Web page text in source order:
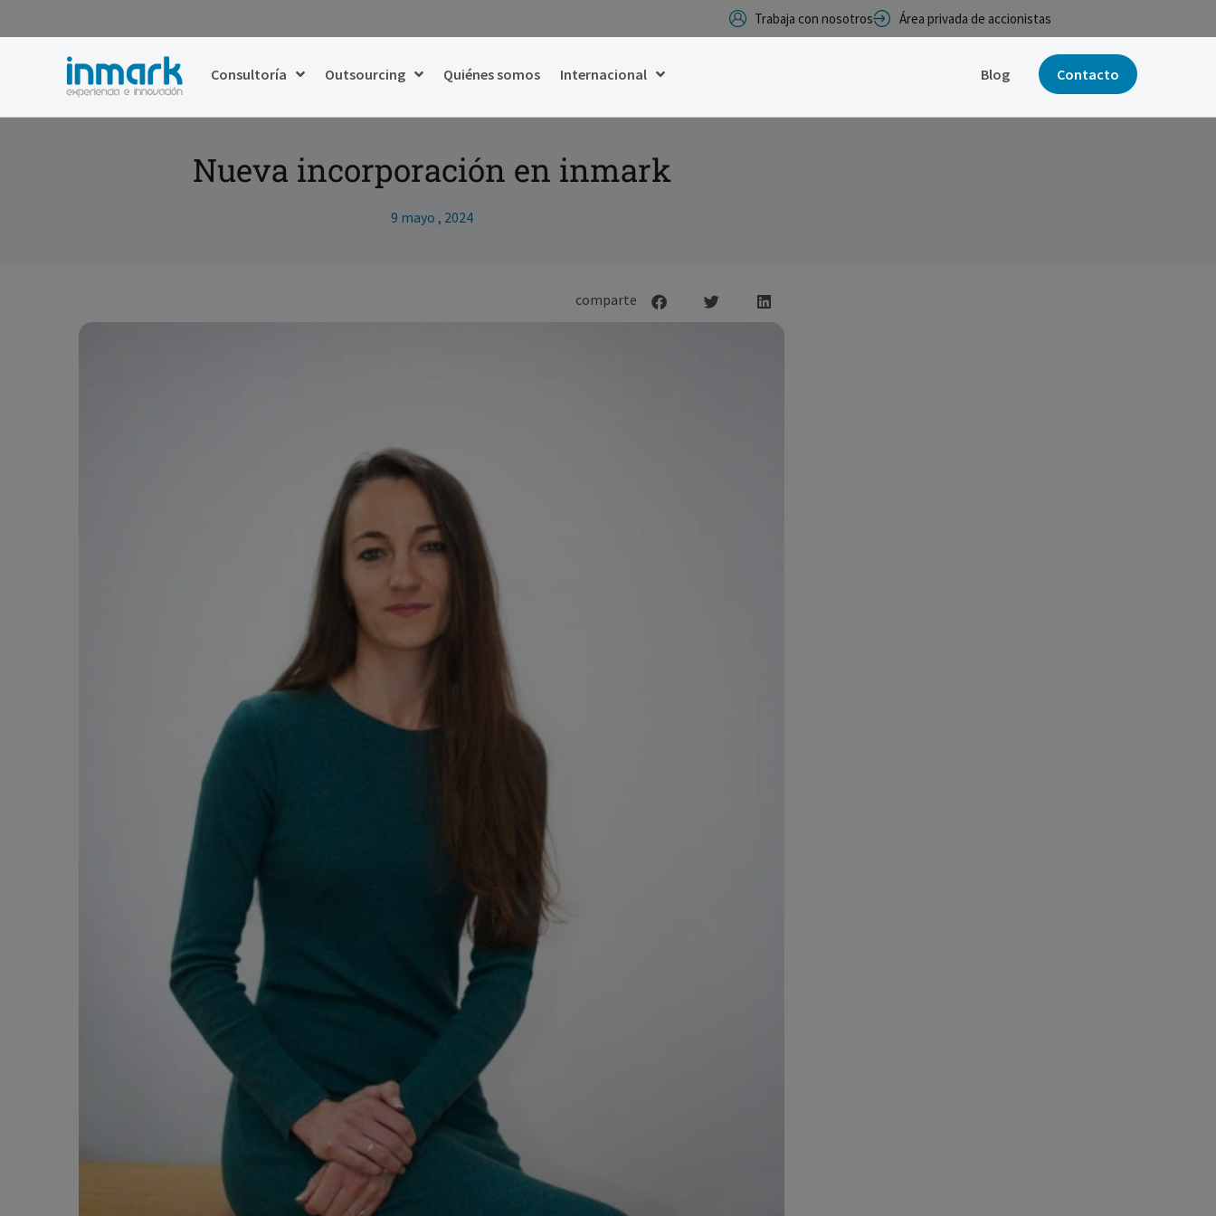
Trabaja con nosotros Área privada de accionistas
Consultoría Outsourcing Quiénes somos Internacional Blog Contacto
Nueva incorporación en inmark
9 mayo , 2024